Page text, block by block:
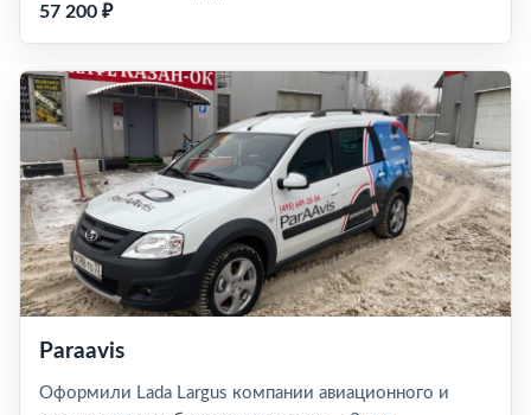
57 200 ₽
Paraavis
Оформили Lada Largus компании авиационного и